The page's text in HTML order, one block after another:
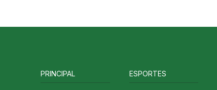
PRINCIPAL ESPORTES